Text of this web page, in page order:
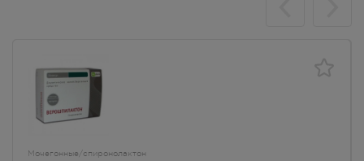
Мочегонные/спиронолактон